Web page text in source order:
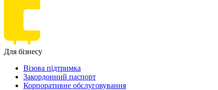
Для бізнесу
Візова підтримка
Закордонний паспорт
Корпоративне обслуговування